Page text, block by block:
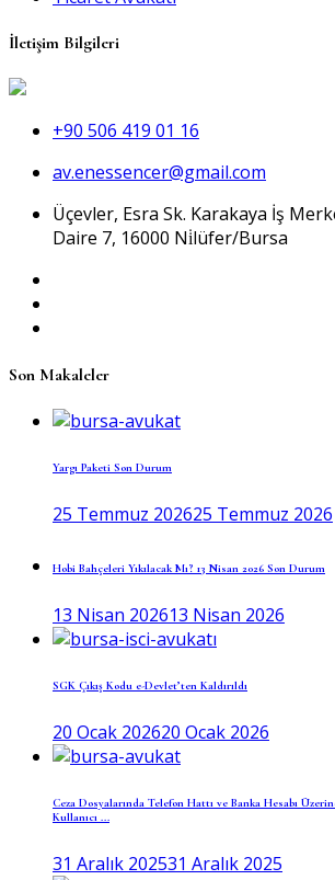
İletişim Bilgileri
+90 506 419 01 16
av.enessencer@gmail.com
Üçevler, Esra Sk. Karakaya İş
Daire 7, 16000 Ni̇lüfer/Bursa
Son Makaleler
Yargı Paketi Son Durum
25 Temmuz 202625 Temmuz 2026
Hobi Bahçeleri Yıkılacak Mı? 13 Nisan 2026 Son Durum
13 Nisan 202613 Nisan 2026
SGK Çıkış Kodu e-Devlet’ten Kaldırıldı
20 Ocak 202620 Ocak 2026
Ceza Dosyalarında Telefon Hattı ve Banka Hesabı
Kullanıcı ...
31 Aralık 202531 Aralık 2025